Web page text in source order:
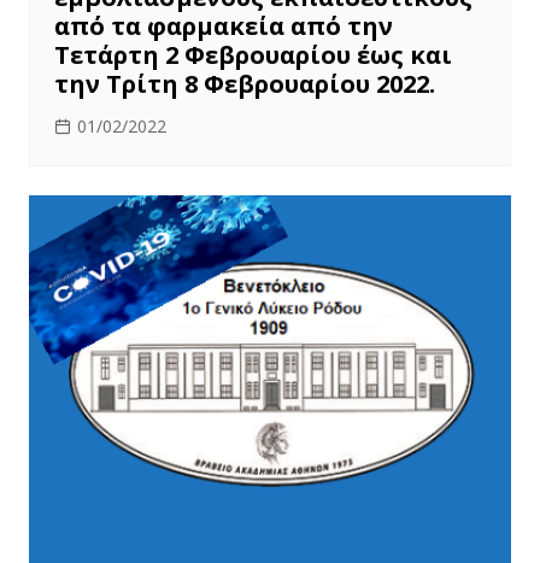
από τα φαρμακεία από την
Τετάρτη 2 Φεβρουαρίου έως και
την Τρίτη 8 Φεβρουαρίου 2022.
01/02/2022